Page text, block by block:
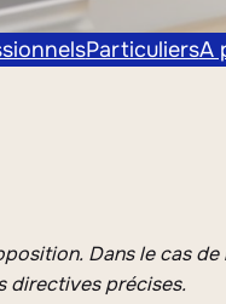
ParticuliersA
Dans le cas
directives précises.